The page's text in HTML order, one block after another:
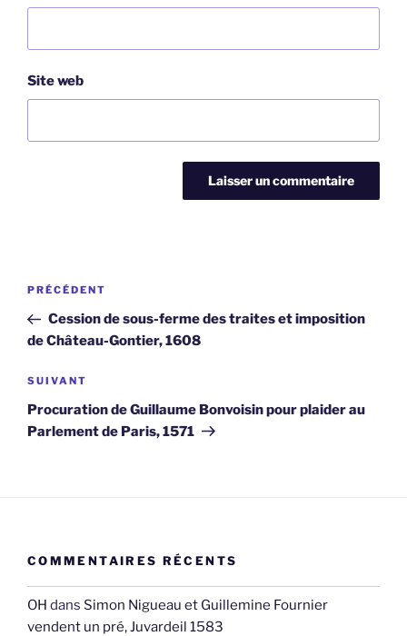
Site web
Navigation
l’article
Article
précédent
PRÉCÉDENT
Cession de sous-ferme des traites et imposition
de Château-Gontier, 1608
Article
suivant
SUIVANT
Procuration de Guillaume Bonvoisin pour plaider au
Parlement de Paris, 1571
COMMENTAIRES RÉCENTS
OH dans Simon Nigueau et Guillemine Fournier
vendent un pré, Juvardeil 1583